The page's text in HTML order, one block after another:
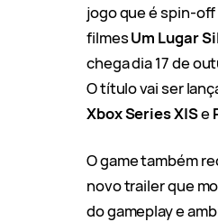
jogo que é spin-
filmesUm Lugar
chega dia 17 de
O título vai ser
Xbox Series X|Se
O game também
novo trailer que
do gameplay e